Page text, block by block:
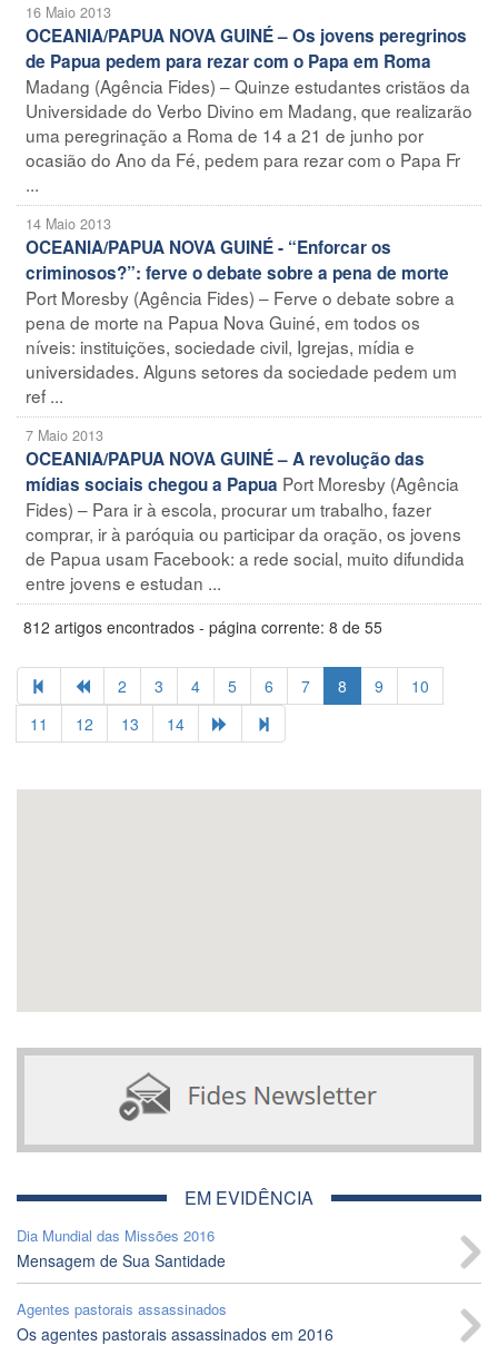
16 Maio 2013
OCEANIA/PAPUA NOVA GUINÉ – Os jovens peregrinos
de Papua pedem para rezar com o Papa em Roma
Madang (Agência Fides) – Quinze estudantes cristãos da
Universidade do Verbo Divino em Madang, que realizarão
uma peregrinação a Roma de 14 a 21 de junho por
ocasião do Ano da Fé, pedem para rezar com o Papa Fr
...
14 Maio 2013
OCEANIA/PAPUA NOVA GUINÉ - “Enforcar os
criminosos?”: ferve o debate sobre a pena de morte
Port Moresby (Agência Fides) – Ferve o debate sobre a
pena de morte na Papua Nova Guiné, em todos os
níveis: instituições, sociedade civil, Igrejas, mídia e
universidades. Alguns setores da sociedade pedem um
ref ...
7 Maio 2013
OCEANIA/PAPUA NOVA GUINÉ – A revolução das
mídias sociais chegou a Papua Port Moresby (Agência
Fides) – Para ir à escola, procurar um trabalho, fazer
comprar, ir à paróquia ou participar da oração, os jovens
de Papua usam Facebook: a rede social, muito difundida
entre jovens e estudan ...
812 artigos encontrados - página corrente: 8 de 55
2 3 4 5 6 7 8 9
10
11
12 13 14
EM EVIDÊNCIA
Dia Mundial das Missões 2016
Mensagem de Sua Santidade
Agentes pastorais assassinados
Os agentes pastorais assassinados em 2016